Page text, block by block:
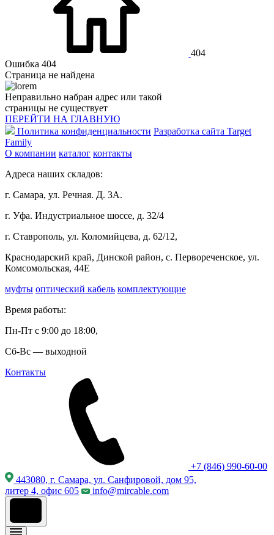
404
Ошибка 404
Страница не найдена
Неправильно набран адрес или такой
страницы не существует
ПЕРЕЙТИ НА ГЛАВНУЮ
Политика конфиденциальности Разработка сайта Target
Family
О компании каталог контакты
Адреса наших складов:
г. Самара, ул. Речная. Д. 3А.
г. Уфа. Индустриальное шоссе, д. 32/4
г. Ставрополь, ул. Коломийцева, д. 62/12,
Краснодарский край, Динской район, с. Первореченское, ул.
Комсомольская, 44Е
муфты оптический кабель комплектующие
Время работы:
Пн-Пт с 9:00 до 18:00,
Сб-Вс — выходной
Контакты
+7 (846) 990-60-00
443080, г. Самара, ул. Санфировой, дом 95,
литер 4, офис 605
info@mircable.com